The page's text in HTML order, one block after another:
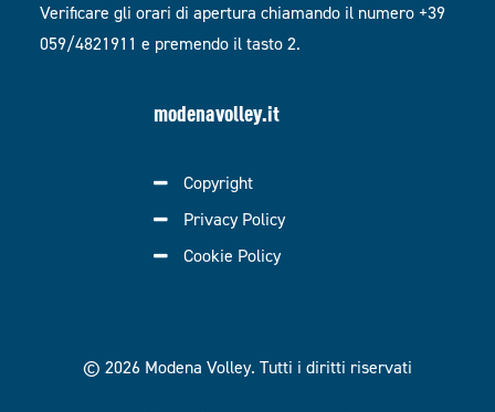
Verificare gli orari di apertura chiamando il numero +39
059/4821911 e premendo il tasto 2.
modenavolley.it
Copyright
Privacy Policy
Cookie Policy
© 2026 Modena Volley. Tutti i diritti riservati